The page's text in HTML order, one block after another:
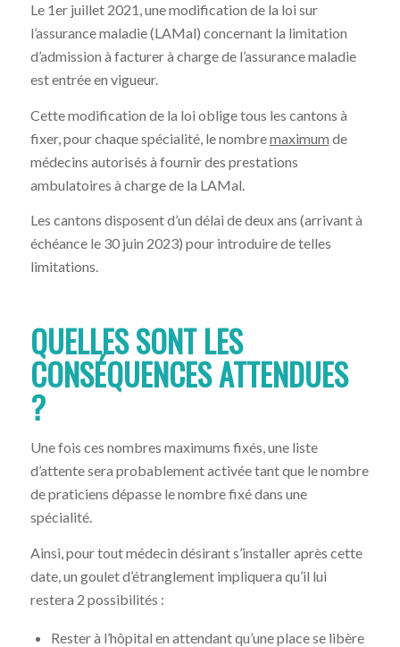
Le 1er juillet 2021, une modification de la loi sur
l’assurance maladie (LAMal) concernant la limitation
d’admission à facturer à charge de l’assurance maladie
est entrée en vigueur.
Cette modification de la loi oblige tous les cantons à
fixer, pour chaque spécialité, le nombremaximum de
médecins autorisés à fournir des prestations
ambulatoires à charge de la LAMal.
Les cantons disposent d’un délai de deux ans (arrivant à
échéance le 30 juin 2023) pour introduire de telles
limitations.
QUELLES SONT LES
CONSÉQUENCES ATTENDUES
?
Une fois ces nombres maximums fixés, une liste
d’attente sera probablement activée tant que le nombre
de praticiens dépasse le nombre fixé dans une
spécialité.
Ainsi, pour tout médecin désirant s’installer après cette
date, un goulet d’étranglement impliquera qu’il lui
restera 2 possibilités :
Rester à l’hôpital en attendant qu’une place se libère